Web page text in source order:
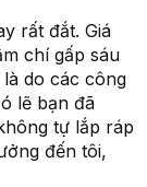
rất đắt. Giá
chí gấp sáu
do các công
lẽ bạn đã
tự lắp ráp
đến tôi,